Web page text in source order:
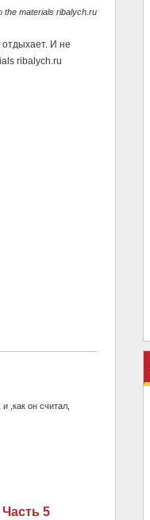
the materials ribalych.ru
И не
ribalych.ru
,как он считал,
5